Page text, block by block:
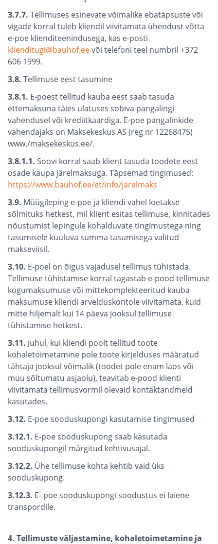
3.7.7. Tellimuses esinevate võimalike ebatäpsuste või
vigade korral tuleb kliendil viivitamata ühendust võtta
e-poe klienditeenindusega, kas e-posti
klienditugi@bauhof.eevõi telefoni teel numbril +372
606 1999.
3.8. Tellimuse eest tasumine
3.8.1. E-poest tellitud kauba eest saab tasuda
ettemaksuna täies ulatuses sobiva pangalingi
vahendusel või krediitkaardiga. E-poe pangalinkide
vahendajaks on Maksekeskus AS (reg nr 12268475)
www./maksekeskus.ee/.
3.8.1.1. Soovi korral saab klient tasuda toodete eest
osade kaupa järelmaksuga. Täpsemad tingimused:
https://www.bauhof.ee/et/info/jarelmaks
3.9. Müügileping e-poe ja kliendi vahel loetakse
sõlmituks hetkest, mil klient esitas tellimuse, kinnitades
nõustumist lepingule kohalduvate tingimustega ning
tasumisele kuuluva summa tasumisega valitud
makseviisil.
3.10. E-poel on õigus vajadusel tellimus tühistada.
Tellimuse tühistamise korral tagastab e-pood tellimuse
kogumaksumuse või mittekomplekteeritud kauba
maksumuse kliendi arvelduskontole viivitamata, kuid
mitte hiljemalt kui 14 päeva jooksul tellimuse
tühistamise hetkest.
3.11. Juhul, kui kliendi poolt tellitud toote
kohaletoimetamine pole toote kirjelduses määratud
tähtaja jooksul võimalik (toodet pole enam laos või
muu sõltumatu asjaolu), teavitab e-pood klienti
viivitamata tellimusvormil olevaid kontaktandmeid
kasutades.
3.12. E-poe sooduskupongi kasutamise tingimused
3.12.1. E-poe sooduskupong saab kasutada
sooduskupongil märgitud kehtivusajal.
3.12.2. Ühe tellimuse kohta kehtib vaid üks
sooduskupong.
3.12.3. E- poe sooduskupongi soodustus ei laiene
transpordile.
4. Tellimuste väljastamine, kohaletoimetamine ja